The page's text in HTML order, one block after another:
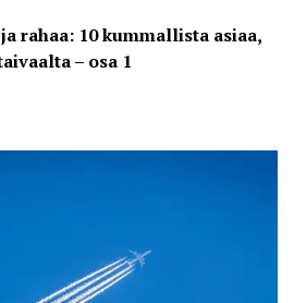
rahaa: 10 kummallista asiaa,
– osa 1